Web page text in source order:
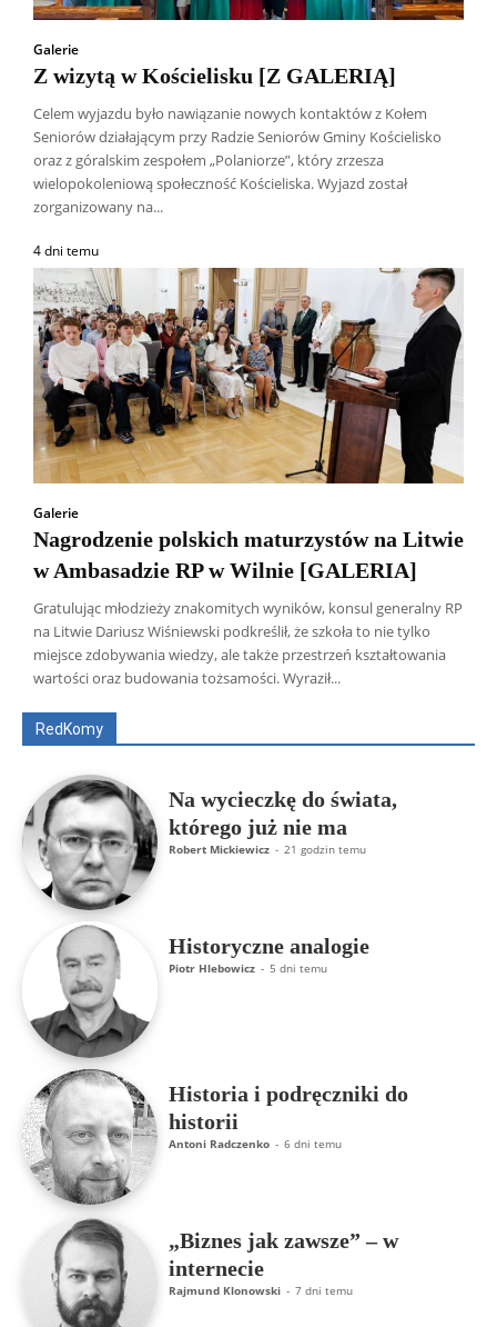
Galerie
Z wizytą w Kościelisku [Z GALERIĄ]
Celem wyjazdu było nawiązanie nowych kontaktów z Kołem
Seniorów działającym przy Radzie Seniorów Gminy Kościelisko
oraz z góralskim zespołem „Polaniorze”, który zrzesza
wielopokoleniową społeczność Kościeliska. Wyjazd został
zorganizowany na...
4 dni temu
Galerie
Nagrodzenie polskich maturzystów na Litwie
w Ambasadzie RP w Wilnie [GALERIA]
Gratulując młodzieży znakomitych wyników, konsul generalny RP
na Litwie Dariusz Wiśniewski podkreślił, że szkoła to nie tylko
miejsce zdobywania wiedzy, ale także przestrzeń kształtowania
wartości oraz budowania tożsamości. Wyraził...
RedKomy
Wszyscy Aleksander Borowik
Antoni Radczenko
Artur Płokszto
Grzegorz Górny
ks. Jarosław Wąsowicz SDB
Na wycieczkę do świata,
którego już nie ma
Robert Mickiewicz - 21 godzin temu
Historyczne analogie
Piotr Hlebowicz - 5 dni temu
Historia i podręczniki do
historii
Antoni Radczenko - 6 dni temu
„Biznes jak zawsze” – w
internecie
Rajmund Klonowski - 7 dni temu